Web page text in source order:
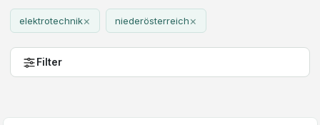
elektrotechnik× niederösterreich×
Filter